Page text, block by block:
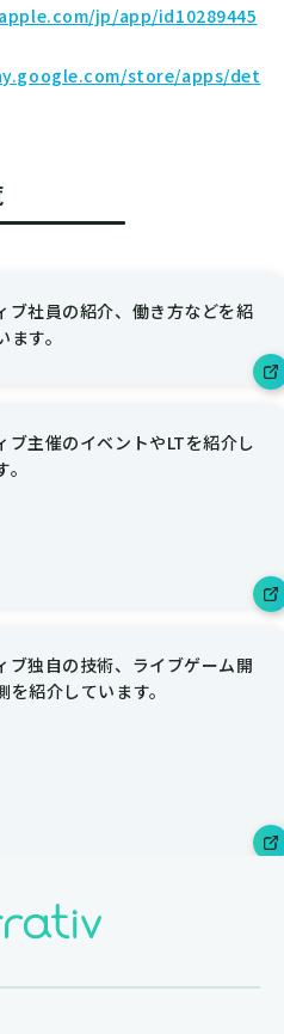
jp/app/id10289445
store/apps/det
ブ社員の紹介、働き方などを紹
す。
ブ主催のイベントやLTを紹介し
ブ独自の技術、ライブゲーム開
を紹介しています。